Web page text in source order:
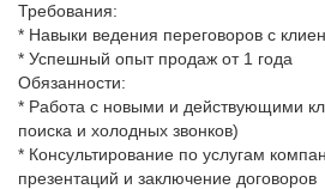
Требования:
* Навыки ведения переговоров с
* Успешный опыт продаж от 1 года
Обязанности:
* Работа с новыми и действующими
поиска и холодных звонков)
* Консультирование по услугам
презентаций и заключение договоров